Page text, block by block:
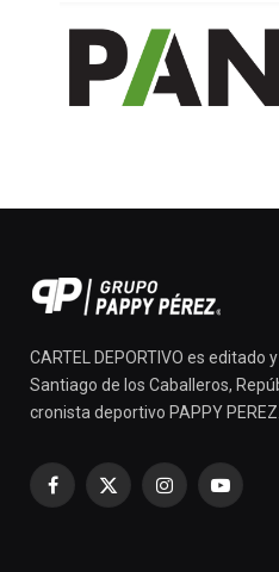
CARTEL DEPORTIVO es
Santiago de los Caballeros,
cronista deportivo PAPPY PEREZ.
Facebook
X
InstagramYouTube